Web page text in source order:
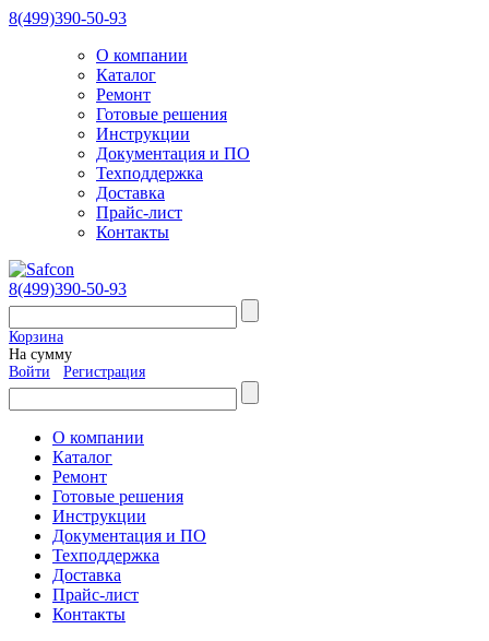
8(499)390-50-93
О компании
Каталог
Ремонт
Готовые решения
Инструкции
Документация и ПО
Техподдержка
Доставка
Прайс-лист
Контакты
8(499)390-50-93
Корзина
На сумму
Войти
Регистрация
О компании
Каталог
Ремонт
Готовые решения
Инструкции
Документация и ПО
Техподдержка
Доставка
Прайс-лист
Контакты